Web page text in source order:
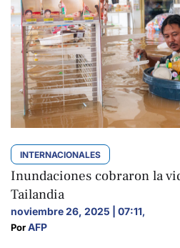
INTERNACIONALES
Inundaciones cobraron la
Tailandia
noviembre 26, 2025 | 07:11,
Por AFP